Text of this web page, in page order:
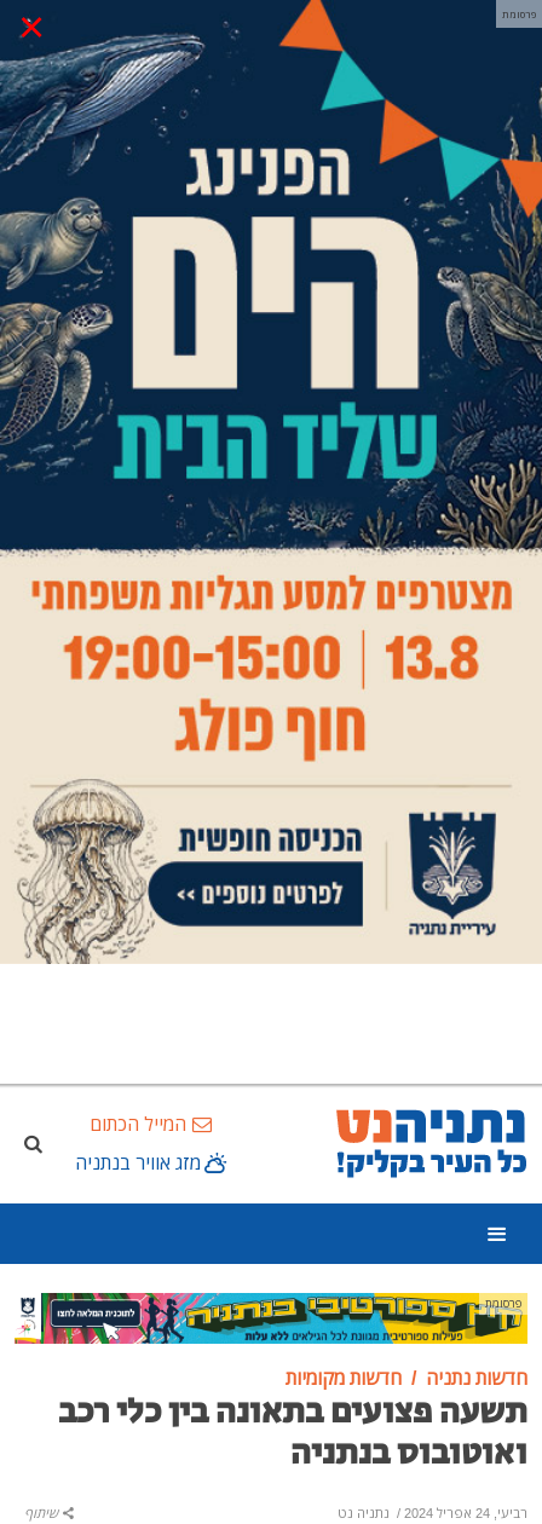
× פרסומת
המייל הכתום
מזג אוויר בנתניה
פרסומת
חדשות נתניה חדשות מקומיות
תשעה פצועים בתאונה בין כלי רכב
ואוטובוס בנתניה
רביעי, 24 אפריל 2024 / נתניה נט שיתוף